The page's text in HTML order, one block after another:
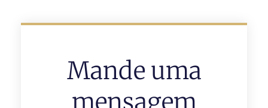
Mande uma
mensagem